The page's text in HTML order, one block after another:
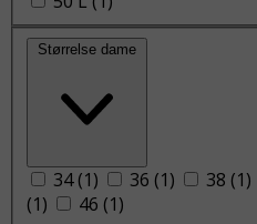
Størrelse dame
34 (1) 36 (1) 38 (1)
(1) 46 (1)